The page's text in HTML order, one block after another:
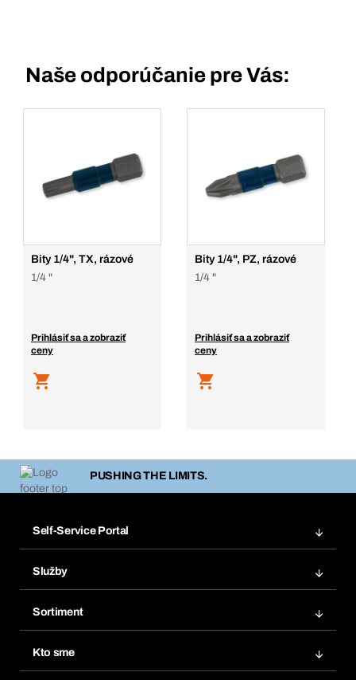
Naše odporúčanie pre Vás:
Bity 1/4", TX, rázové
1/4 "
Prihlásiť sa a zobraziť
ceny
Bity 1/4", PZ, rázové
1/4 "
Prihlásiť sa a zobraziť
ceny
PUSHING THE LIMITS.
Self-Service Portal
Obľúbené
Opakované objednávky
Predplatné
Služby
Chemická databáza
eProcurement
Sortiment
Kto sme